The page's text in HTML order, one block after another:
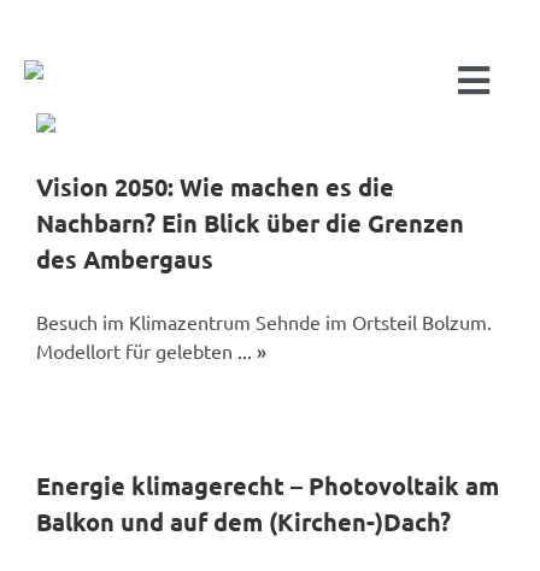
springen
Start
Über uns
Vision 2050: Wie machen es die
Nachbarn? Ein Blick über die Grenzen
des Ambergaus
Besuch im Klimazentrum Sehnde im Ortsteil Bolzum.
Modellort für gelebten ... »
Energie klimagerecht – Photovoltaik am
Balkon und auf dem (Kirchen-)Dach?